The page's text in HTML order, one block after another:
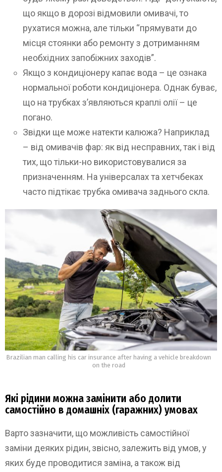
що якщо в дорозі відмовили омивачі, то
рухатися можна, але тільки “прямувати до
місця стоянки або ремонту з дотриманням
необхідних запобіжних заходів”.
Якщо з кондиціонеру капає вода – це ознака
нормальної роботи кондиціонера. Однак буває,
що на трубках з’являються краплі олії – це
погано.
Звідки ще може натекти калюжа? Наприклад
– від омивачів фар: як від несправних, так і від
тих, що тільки-но використовувалися за
призначенням. На універсалах та хетчбеках
часто підтікає трубка омивача заднього скла.
Brazilian man calling his car insurance after having a vehicle breakdown
on the road
Які рідини можна замінити або долити
самостійно в домашніх (гаражних) умовах
Варто зазначити, що можливість самостійної
заміни деяких рідин, звісно, залежить від умов, у
яких буде проводитися заміна, а також від